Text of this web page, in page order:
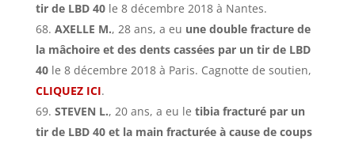
tir de LBD 40le 8 décembre 2018 à Nantes.
AXELLE M., 28 ans, a eu une double fracture de
la mâchoire et des dents cassées par un tir de LBD
40le 8 décembre 2018 à Paris. Cagnotte de soutien,
CLIQUEZ ICI.
STEVEN L., 20 ans, a eu le tibia fracturé par un
tir de LBD 40 et la main fracturée à cause de coups